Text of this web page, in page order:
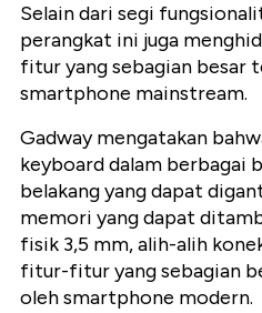
Selain dari segi
perangkat ini juga
fitur yang sebagian besar
smartphone mainstream.
Gadway mengatakan
keyboard dalam berbagai
belakang yang dapat
memori yang dapat
fisik 3,5 mm, alih-alih
fitur-fitur yang sebagian
oleh smartphone modern.